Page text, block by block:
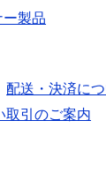
製品
配送・決済に
取引のご案内